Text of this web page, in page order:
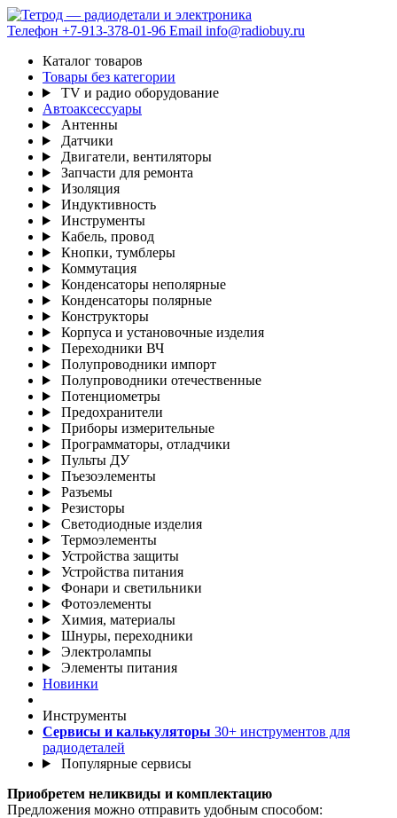
Телефон +7-913-378-01-96 Email info@radiobuy.ru
Каталог товаров
Товары без категории
TV и радио оборудование
Автоаксессуары
Антенны
Датчики
Двигатели, вентиляторы
Запчасти для ремонта
Изоляция
Индуктивность
Инструменты
Кабель, провод
Кнопки, тумблеры
Коммутация
Конденсаторы неполярные
Конденсаторы полярные
Конструкторы
Корпуса и установочные изделия
Переходники ВЧ
Полупроводники импорт
Полупроводники отечественные
Потенциометры
Предохранители
Приборы измерительные
Программаторы, отладчики
Пульты ДУ
Пъезоэлементы
Разъемы
Резисторы
Светодиодные изделия
Термоэлементы
Устройства защиты
Устройства питания
Фонари и светильники
Фотоэлементы
Химия, материалы
Шнуры, переходники
Электролампы
Элементы питания
Новинки
Инструменты
Сервисы и калькуляторы 30+ инструментов для
радиодеталей
Популярные сервисы
Приобретем неликвиды и комплектацию
Предложения можно отправить удобным способом: